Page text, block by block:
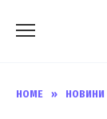
HOME » НОВИНИ